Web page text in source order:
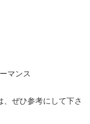
マンス
ぜひ参考にして下さ